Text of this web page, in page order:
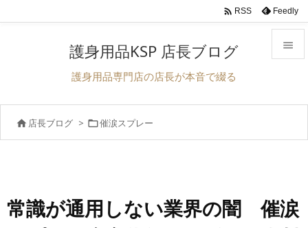


次へ

 RSS Feedly
護身用品KSP 店長ブログ
護身用品専門店の店長が本音で綴る
 店長ブログ > 催涙スプレー
常識が通用しない業界の闇 催涙